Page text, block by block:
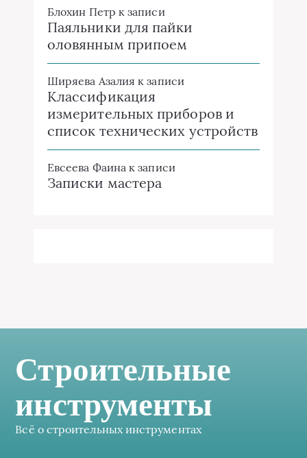
Блохин Петр к записи
Паяльники для пайки
оловянным припоем
Ширяева Азалия к записи
Классификация
измерительных приборов и
список технических устройств
Евсеева Фаина к записи
Записки мастера
Строительные
инструменты
Всё о строительных инструментах